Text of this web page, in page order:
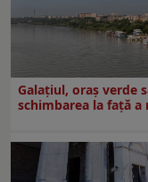
Galațiul, oraș verde
schimbarea la față